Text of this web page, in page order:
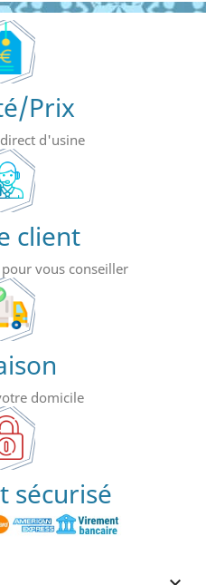
Prix
d'usine
client
vous conseiller
domicile
sécurisé